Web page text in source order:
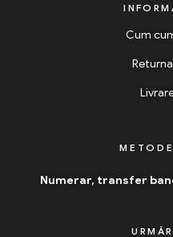
Cum
Numerar, transfer